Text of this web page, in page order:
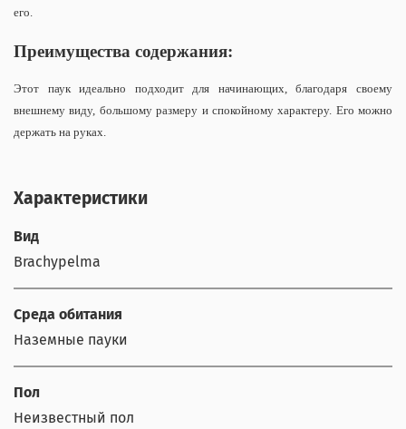
его.
Преимущества содержания:
Этот паук идеально подходит для начинающих, благодаря своему
внешнему виду, большому размеру и спокойному характеру. Его можно
держать на руках.
Характеристики
Вид
Brachypelma
Среда обитания
Наземные пауки
Пол
Неизвестный пол